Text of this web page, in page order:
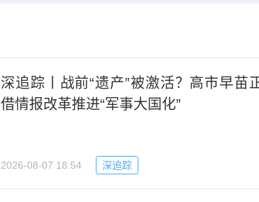
深追踪丨战前“遗产”被激活？高市早苗
借情报改革推进“军事大国化”
2026-08-07 18:54 深追踪